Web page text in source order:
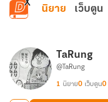
ข้ามไปยังเนื้อหาหลัก
นิยาย เว็บตูน
TaRung
@TaRung
1 นิยาย0 เว็บตูน0